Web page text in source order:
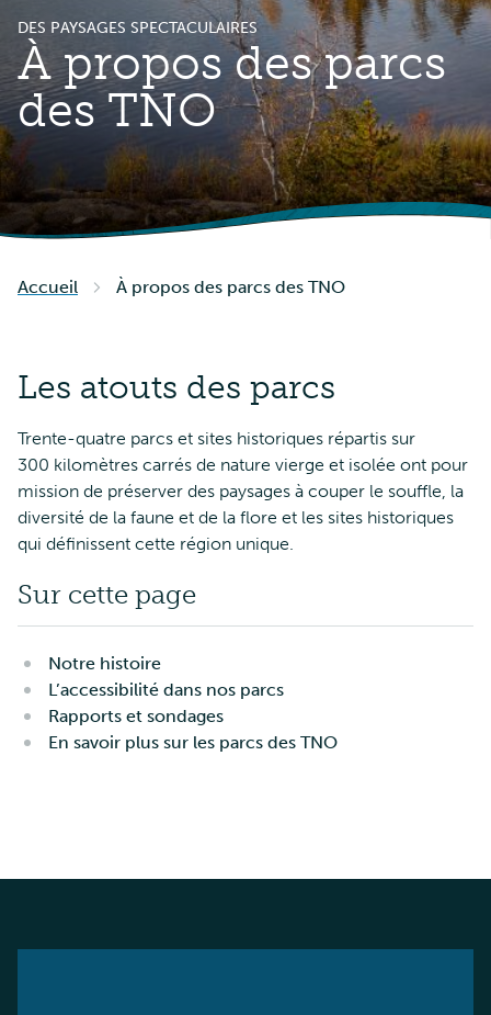
DES PAYSAGES SPECTACULAIRES
À propos des parcs
des TNO
Accueil À propos des parcs des TNO
Les atouts des parcs
Trente-quatre parcs et sites historiques répartis sur
300 kilomètres carrés de nature vierge et isolée ont pour
mission de préserver des paysages à couper le souffle, la
diversité de la faune et de la flore et les sites historiques
qui définissent cette région unique.
Sur cette page
Notre histoire
L’accessibilité dans nos parcs
Rapports et sondages
En savoir plus sur les parcs des TNO